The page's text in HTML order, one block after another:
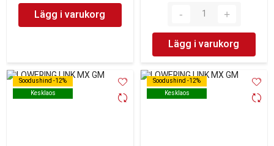
Lägg i varukorg
Lägg i varukorg
Soodushind -12%
Kesklaos
Soodushind -12%
Kesklaos
Soodushind -12%
Kesklaos
Soodushind -12%
Kesklaos